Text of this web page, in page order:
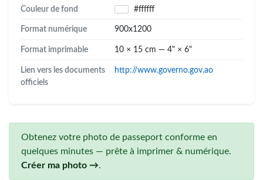
Couleur de fond #ffffff
Format numérique 900x1200
Format imprimable 10 × 15 cm — 4" × 6"
Lien vers les documents
officiels
http://www.governo.gov.ao
Obtenez votre photo de passeport conforme en
quelques minutes — prête à imprimer & numérique.
Créer ma photo →.